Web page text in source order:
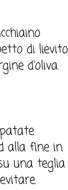
di lievito
d'oliva.
alla fine in
una teglia